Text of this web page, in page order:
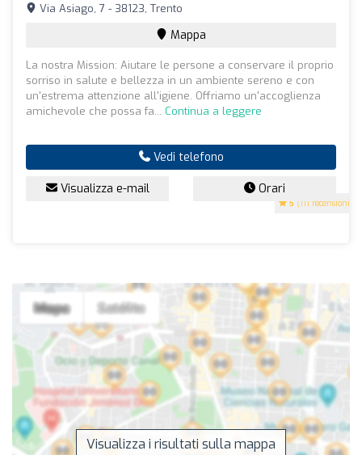
5 (111 recensioni)
Via Asiago, 7 - 38123, Trento
Mappa
La nostra Mission: Aiutare le persone a conservare il proprio
sorriso in salute e bellezza in un ambiente sereno e con
un'estrema attenzione all'igiene. Offriamo un'accoglienza
amichevole che possa fa... Continua a leggere
Vedi telefono
Visualizza e-mail Orari
Visualizza i risultati sulla mappa